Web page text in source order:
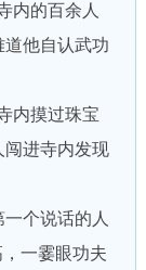
的百余人
他自认武功
内摸过珠宝
闯进寺内发现
个说话的人
一霎眼功夫